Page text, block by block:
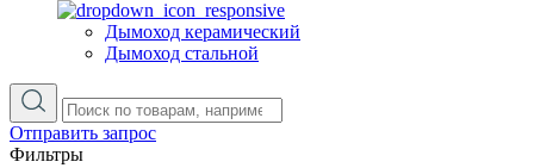
Дымоход керамический
Дымоход стальной
Отправить запрос
Фильтры